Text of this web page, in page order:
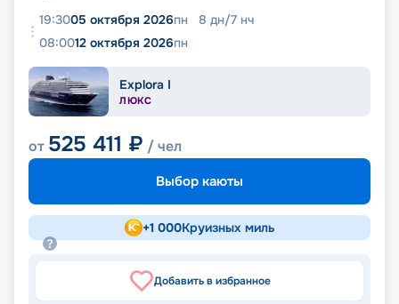
19:3005 октября 2026пн 8 дн/7 нч
08:0012 октября 2026пн
Explora I
ЛЮКС
от 525 411 ₽ / чел
Выбор каюты
+1 000Круизных миль
Добавить в избранное